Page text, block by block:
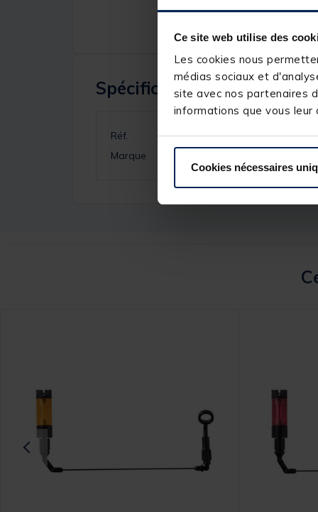
Ce site web utilise des
Les cookies nous
médias sociaux et
site avec nos partenaires
informations que vous
Cookies nécessaires
Spécifications
Réf.
Marque